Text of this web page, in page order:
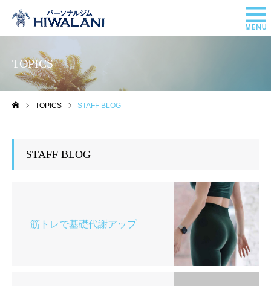
TOPICS
TOPICS STAFF BLOG
STAFF BLOG
筋トレで基礎代謝アップ